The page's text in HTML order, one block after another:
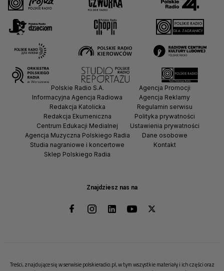
Znajdziesz nas na
Polskie Radio S.A.
Informacyjna Agencja Radiowa
Redakcja Katolicka
Redakcja Ekumeniczna
Centrum Edukacji Medialnej
Agencja Muzyczna Polskiego Radia
Studia nagraniowe i koncertowe
Sklep Polskiego Radia
Agencja Promocji
Agencja Reklamy
Regulamin serwisu
Polityka prywatności
Ustawienia prywatności
Dane osobowe
Kontakt
Treści, znajdujące się w serwisie polskieradio.pl, w tym wszystkie materiały i ich części oraz